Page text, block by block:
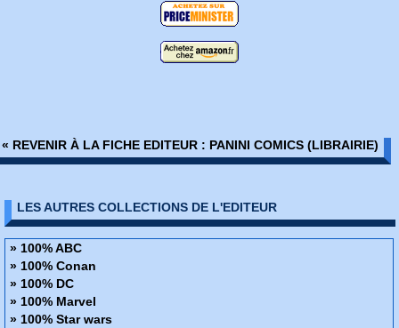
« REVENIR À LA FICHE EDITEUR : PANINI COMICS (LIBRAIRIE)
LES AUTRES COLLECTIONS DE L'EDITEUR
» 100% ABC
» 100% Conan
» 100% DC
» 100% Marvel
» 100% Star wars